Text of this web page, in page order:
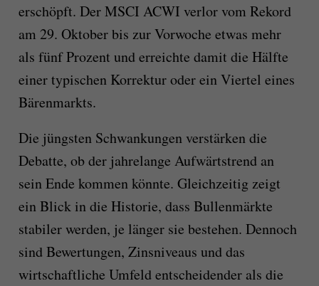
erschöpft. Der MSCI ACWI verlor vom Rekord
am 29. Oktober bis zur Vorwoche etwas mehr
als fünf Prozent und erreichte damit die Hälfte
einer typischen Korrektur oder ein Viertel eines
Bärenmarkts.
Die jüngsten Schwankungen verstärken die
Debatte, ob der jahrelange Aufwärtstrend an
sein Ende kommen könnte. Gleichzeitig zeigt
ein Blick in die Historie, dass Bullenmärkte
stabiler werden, je länger sie bestehen. Dennoch
sind Bewertungen, Zinsniveaus und das
wirtschaftliche Umfeld entscheidender als die